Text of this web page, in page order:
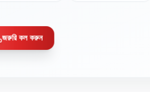
জরুরি কল করুন